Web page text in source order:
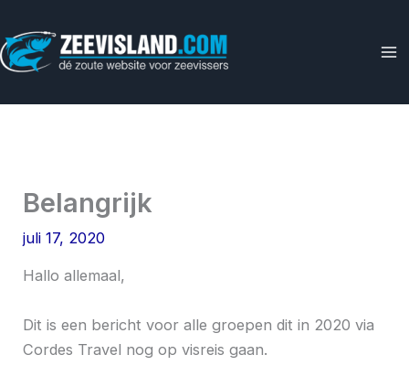
naar
de
Belangrijk
juli 17, 2020
Hallo allemaal,
Dit is een bericht voor alle groepen dit in 2020 via
Cordes Travel nog op visreis gaan.